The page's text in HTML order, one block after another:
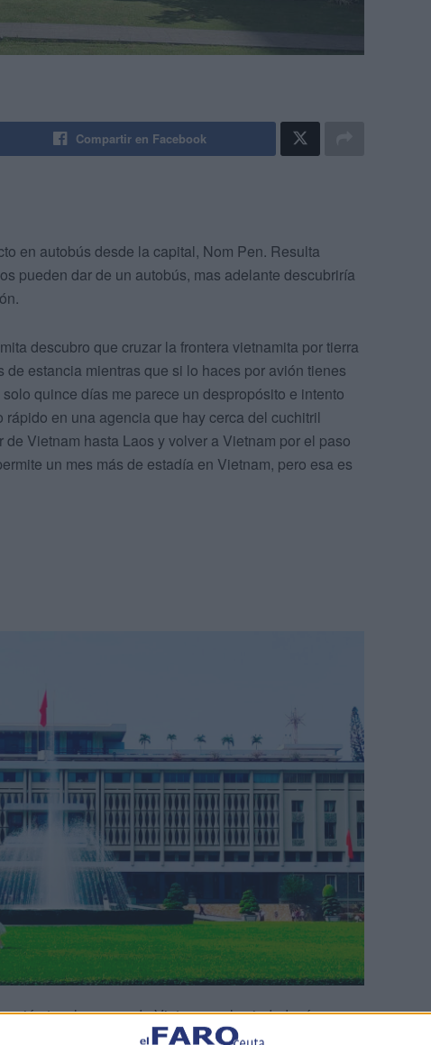
Compartir en Facebook
en autobús desde la capital, Nom Pen. Resulta
pueden dar de un autobús, mas adelante descubriría
descubro que cruzar la frontera vietnamita por tierra
estancia mientras que si lo haces por avión tienes
quince días me parece un despropósito e intento
en una agencia que hay cerca del cuchitril
Vietnam hasta Laos y volver a Vietnam por el paso
un mes más de estadía en Vietnam, pero esa es
tras la guerra de Vietnam es la ciudad más
a la ciudad acompañado por el caudaloso rio